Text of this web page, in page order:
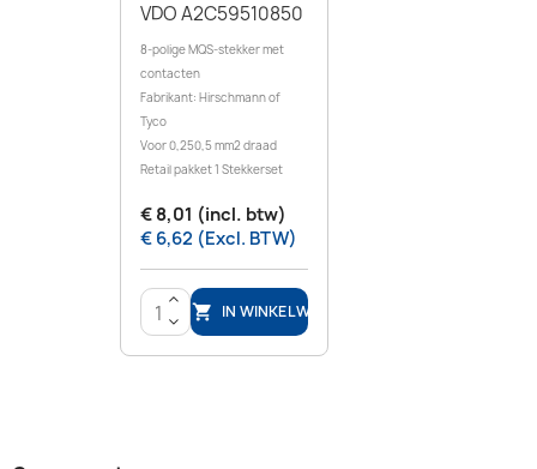
VDO A2C59510850
8-polige MQS-stekker met
contacten
Fabrikant: Hirschmann of
Tyco
Voor 0,250,5 mm2 draad
Retail pakket 1 Stekkerset
€ 8,01 (incl. btw)
€ 6,62 (Excl. BTW)
>
<
 IN WINKELWAGEN